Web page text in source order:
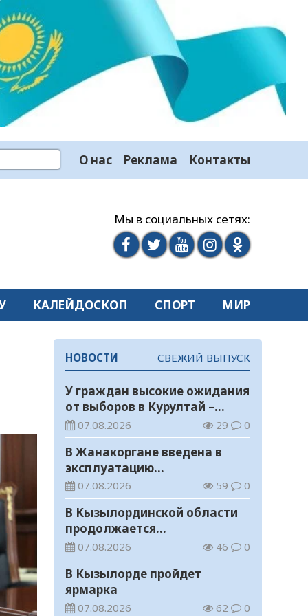
О нас Реклама Контакты
Мы в социальных сетях:
КАЛЕЙДОСКОП СПОРТ МИР
НОВОСТИ СВЕЖИЙ ВЫПУСК
У граждан высокие ожидания
от выборов в Курултай –
опрос общественного мнения
07.08.2026 29 0
В Жанакоргане введена в
эксплуатацию
водораспределительная
станция
07.08.2026 59 0
В Кызылординской области
продолжается
экологическая акция «Таза
Қазақстан»
07.08.2026 46 0
В Кызылорде пройдет
ярмарка
07.08.2026 62 0